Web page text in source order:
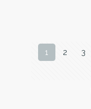
1 2 3